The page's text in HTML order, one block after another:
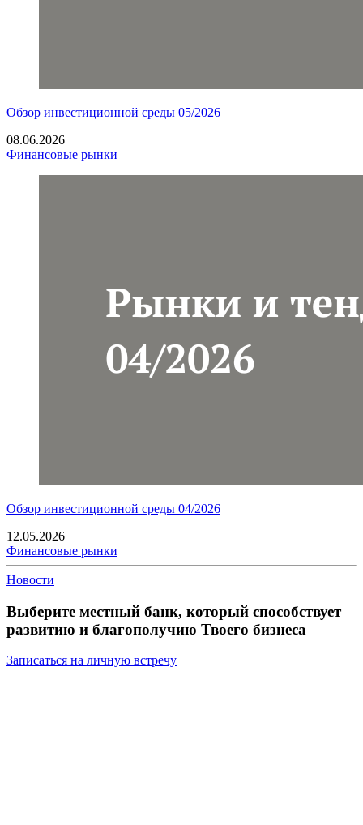
Обзор инвестиционной среды 05/2026
08.06.2026
Финансовые рынки
Обзор инвестиционной среды 04/2026
12.05.2026
Финансовые рынки
Новости
Выберите местный банк, который способствует
развитию и благополучию Твоего бизнеса
Записаться на личную встречу